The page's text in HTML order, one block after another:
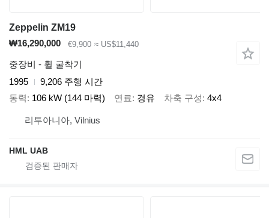
Zeppelin ZM19
₩16,290,000
€9,900 ≈ US$11,440
중장비 - 휠 굴착기
1995
9,206 주행 시간
동력
106 kW (144 마력) 연료 경유 차축 구성 4x4
리투아니아, Vilnius
HML UAB